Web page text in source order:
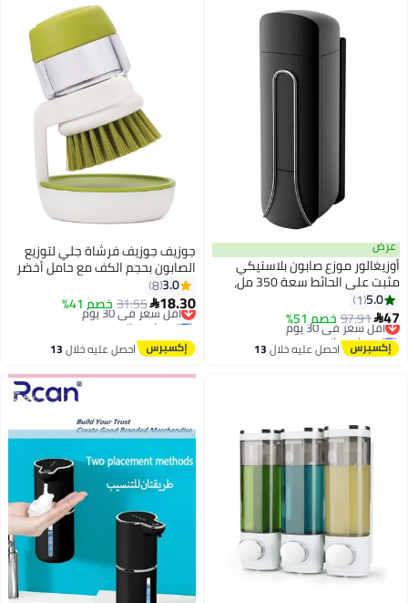
عرض
أوزيغالور موزع صابون بلاستيكي
مثبت على الحائط سعة 350 مل،
موزع صابون بلاستيكي وزجاجة
شامبو وجل استحمام بدون ثقب
5.0
1
47
97.91خصم 51%
أقل سعر في 30 يوم
توصيل مجاني
أقل سعر في 30 يوماحصل عليه خلال13
اغسطس
جوزيف جوزيف فرشاة جلي لتوزيع
الصابون بحجم الكف مع حامل أخضر
8.8x9.5x13.5Ø³Ù†ØªÙŠÙ…ØªØ±
3.0
8
18.30
31.55خصم 41%أقل سعر في 30 يوم
توصيل مجاني
أقل سعر في 30 يوم
احصل عليه خلال13
اغسطس